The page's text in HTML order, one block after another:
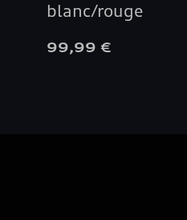
A5 CABRIOLET
blanc/rouge
99,99 €